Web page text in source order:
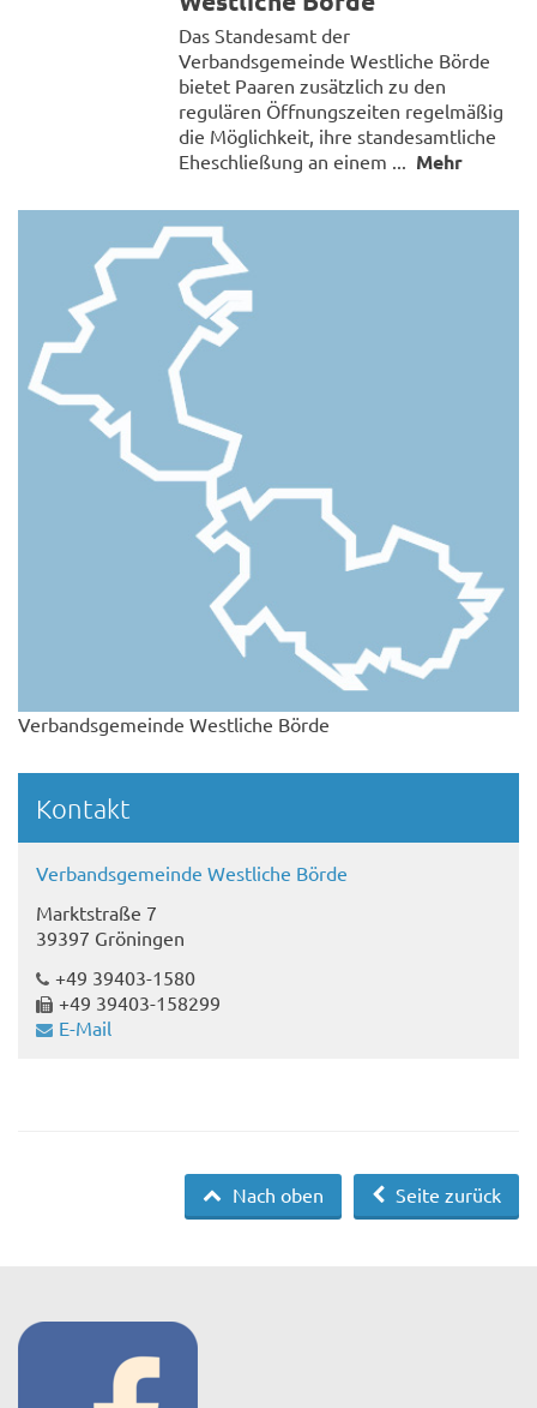
Das Standesamt der
Verbandsgemeinde Westliche Börde
bietet Paaren zusätzlich zu den
regulären Öffnungszeiten regelmäßig
die Möglichkeit, ihre standesamtliche
Eheschließung an einem ... Mehr
Verbandsgemeinde Westliche Börde
Kontakt
Verbandsgemeinde Westliche Börde
Marktstraße 7
39397 Gröningen
+49 39403-1580
+49 39403-158299
E-Mail
Seite zurück
Nach oben